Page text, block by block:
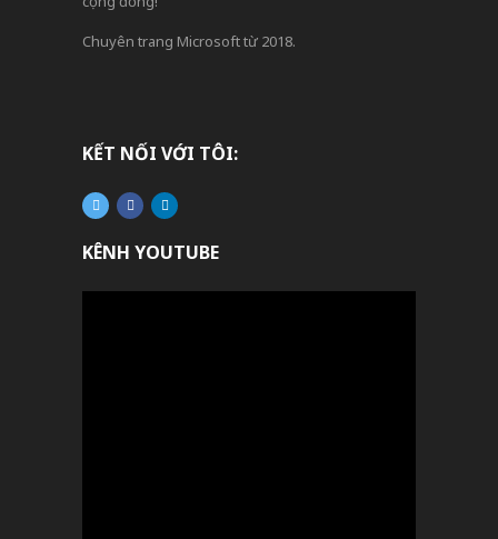
Chuyên trang Microsoft từ 2018.
KẾT NỐI VỚI TÔI:
KÊNH YOUTUBE